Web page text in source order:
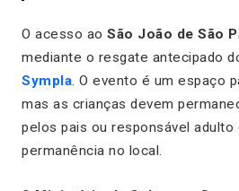
O acesso ao São João de São
mediante o resgate antecipado
Sympla. O evento é um espaço
mas as crianças devem
pelos pais ou responsável adulto
permanência no local.